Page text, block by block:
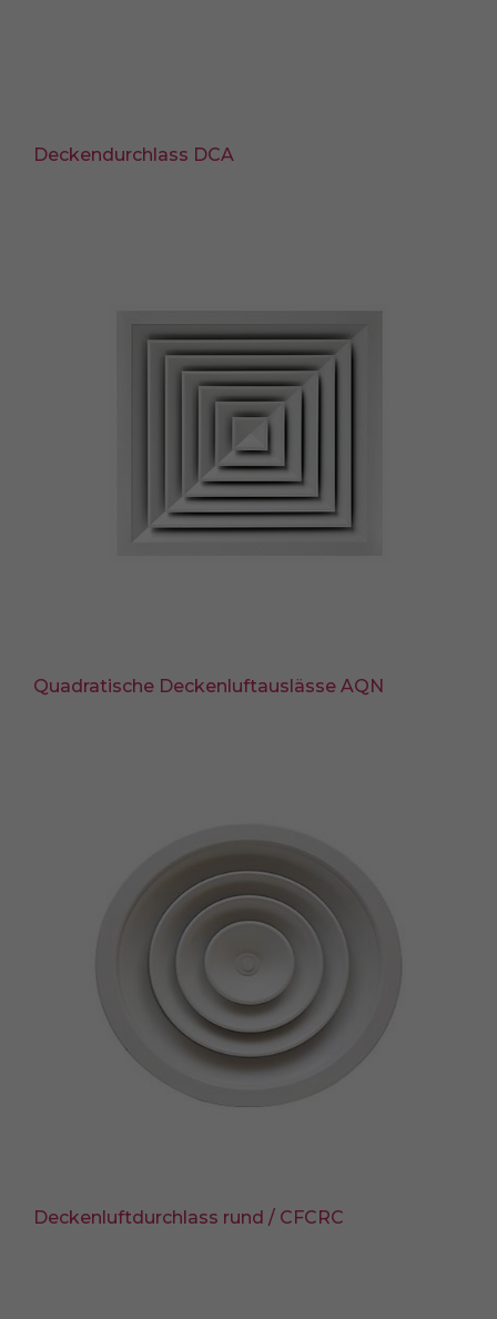
Deckendurchlass DCA
Quadratische Deckenluftauslässe AQN
Deckenluftdurchlass rund / CFCRC